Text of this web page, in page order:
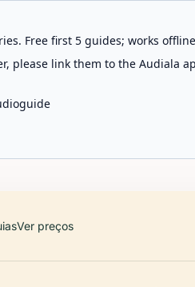
Free first 5 guides; works
please link them to the Audiala
Ver preços